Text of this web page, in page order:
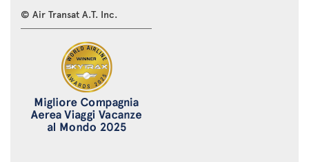
© Air Transat A.T. Inc.